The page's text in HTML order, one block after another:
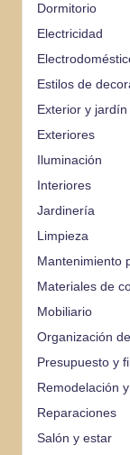
Dormitorio
Electricidad
Estilos de
Exterior y jardín
Exteriores
Iluminación
Interiores
Jardinería
Limpieza
Mantenimiento
Materiales de
Mobiliario
Organización
Presupuesto y
Remodelación
Reparaciones
Salón y estar